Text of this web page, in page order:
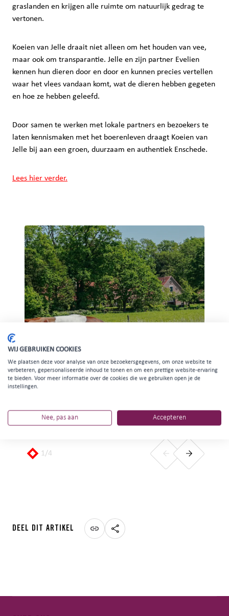
graslanden en krijgen alle ruimte om natuurlijk gedrag te
vertonen.
Koeien van Jelle draait niet alleen om het houden van vee,
maar ook om transparantie. Jelle en zijn partner Evelien
kennen hun dieren door en door en kunnen precies vertellen
waar het vlees vandaan komt, wat de dieren hebben gegeten
en hoe ze hebben geleefd.
Door samen te werken met lokale partners en bezoekers te
laten kennismaken met het boerenleven draagt Koeien van
Jelle bij aan een groen, duurzaam en authentiek Enschede.
Lees hier verder.
1/4
DEEL DIT ARTIKEL
WIJ GEBRUIKEN COOKIES
We plaatsen deze voor analyse van onze bezoekersgegevens, om onze website te
verbeteren, gepersonaliseerde inhoud te tonen en om een prettige website-ervaring
te bieden. Voor meer informatie over de cookies die we gebruiken open je de
instellingen.
Nee, pas aan Accepteren